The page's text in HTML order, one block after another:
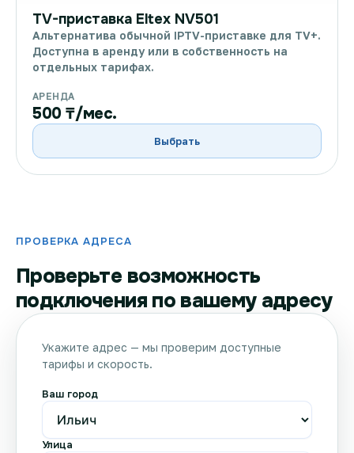
TV-приставка Eltex NV501
Альтернатива обычной IPTV-приставке для TV+.
Доступна в аренду или в собственность на
отдельных тарифах.
АРЕНДА
500 ₸/мес.
Выбрать
ПРОВЕРКА АДРЕСА
Проверьте возможность
подключения по вашему адресу
Укажите адрес — мы проверим доступные
тарифы и скорость.
Ваш город
Улица